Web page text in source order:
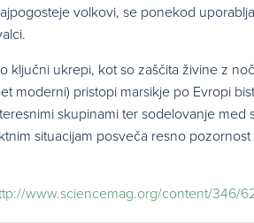
volkovi, se ponekod
ukrepi, kot so zaščita živine z
moderni) pristopi marsikje po Evropi
skupinami ter sodelovanje
situacijam posveča resno
www.sciencemag.org/content/346/